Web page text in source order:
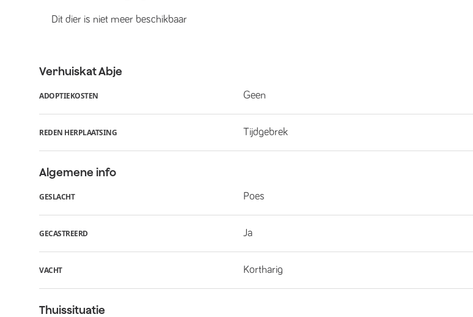
Dit dier is niet meer beschikbaar
VerhuiskatAbje
ADOPTIEKOSTEN Geen
REDEN HERPLAATSING Tijdgebrek
Algemene info
GESLACHT Poes
GECASTREERD Ja
VACHT Kortharig
Thuissituatie